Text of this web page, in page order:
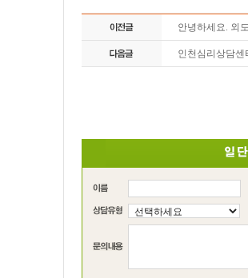
안녕하세요. 외
인천심리상담